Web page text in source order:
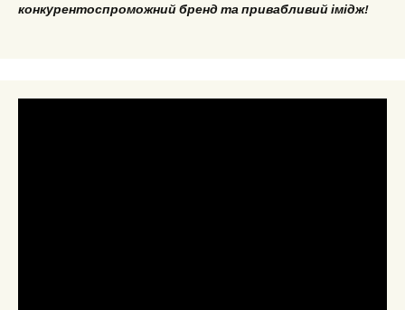
конкурентоспроможний бренд та привабливий імідж!